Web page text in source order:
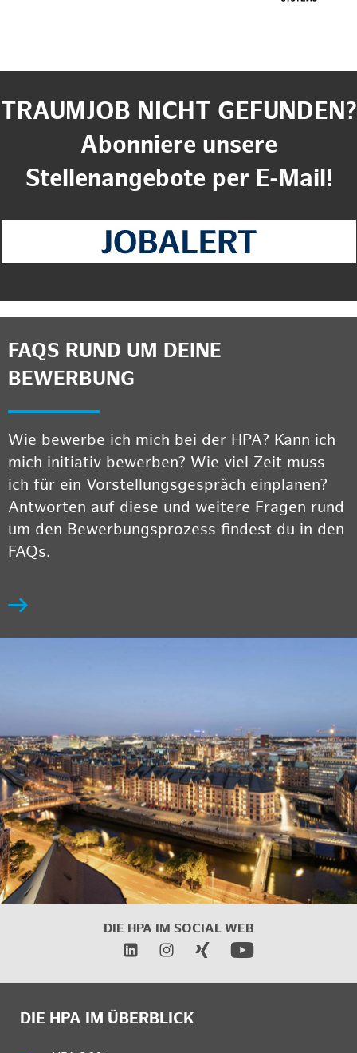
TRAUMJOB NICHT GEFUNDEN?
Abonniere unsere
Stellenangebote per E-Mail!
FAQS RUND UM DEINE
BEWERBUNG
Wie bewerbe ich mich bei der HPA? Kann ich
mich initiativ bewerben? Wie viel Zeit muss
ich für ein Vorstellungsgespräch einplanen?
Antworten auf diese und weitere Fragen rund
um den Bewerbungsprozess findest du in den
FAQs.
DIE HPA IM SOCIAL WEB
DIE HPA IM ÜBERBLICK